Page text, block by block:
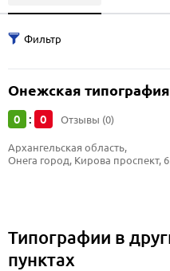
Онежская типография
0 : 0 Отзывы (0)
Архангельская область,
Онега город, Кирова проспект,
Типографии в
пунктах